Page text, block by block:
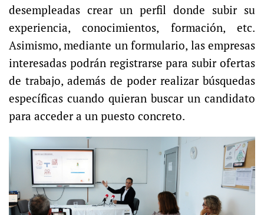
desempleadas crear un perfil donde subir su
experiencia, conocimientos, formación, etc.
Asimismo, mediante un formulario, las empresas
interesadas podrán registrarse para subir ofertas
de trabajo, además de poder realizar búsquedas
específicas cuando quieran buscar un candidato
para acceder a un puesto concreto.